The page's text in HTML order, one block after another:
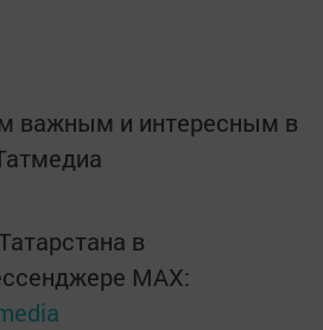
важным и интересным в
в
MАХ: